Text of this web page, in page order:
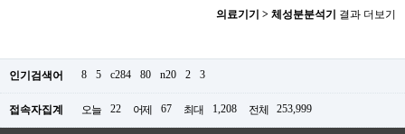
의료기기 > 체성분분석기 결과 더보기
인기검색어 8 5 c284 80 n20 2 3
접속자집계 오늘 22 어제 67 최대 1,208 전체 253,999